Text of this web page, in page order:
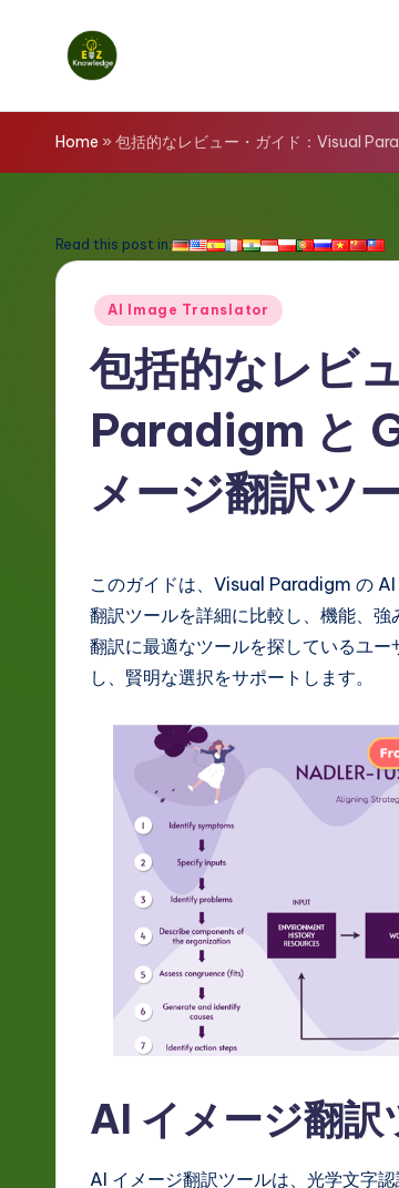
E
z
n
Home » 包括的なレビュー・ガイド：Visual
Read this post in:
Posted
AI Image Translator
包括的なレビ
Paradigm と
メージ翻訳ツ
このガイドは、Visual Paradigm の
翻訳ツールを詳細に比較し、機能、
翻訳に最適なツールを探しているユ
し、賢明な選択をサポートします。
AI イメージ翻訳
AI イメージ翻訳ツールは、光学文字